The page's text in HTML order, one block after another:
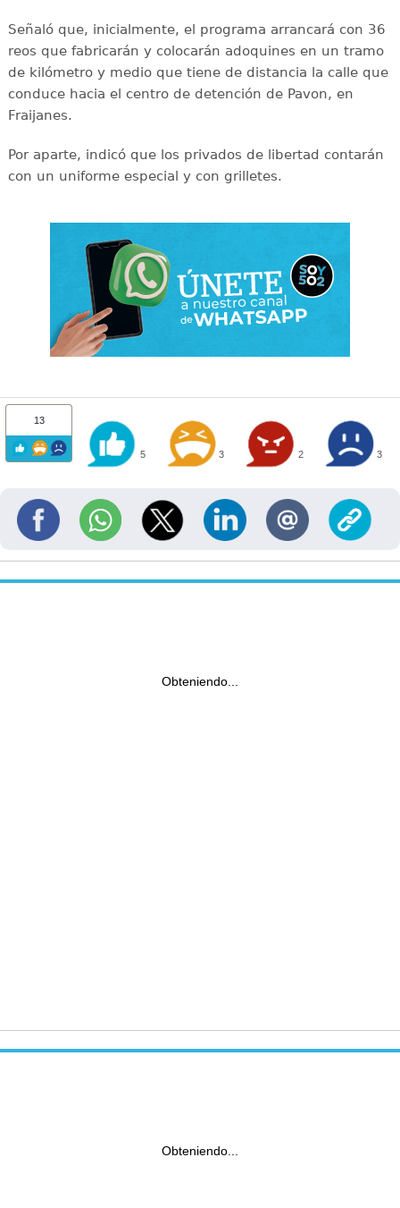
Señaló que, inicialmente, el programa arrancará con 36
reos que fabricarán y colocarán adoquines en un tramo
de kilómetro y medio que tiene de distancia la calle que
conduce hacia el centro de detención de Pavon, en
Fraijanes.
Por aparte, indicó que los privados de libertad contarán
con un uniforme especial y con grilletes.
13
5 3 2 3
Obteniendo...
Obteniendo...